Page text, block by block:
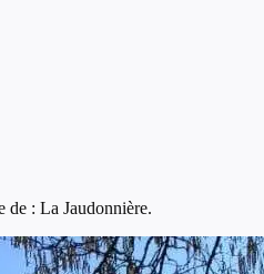
de : La Jaudonnière.